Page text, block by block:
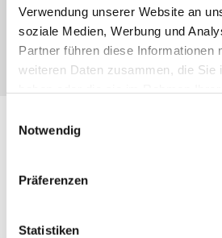
Verwendung unserer Website an
soziale Medien, Werbung und
Partner führen diese Informationen
weiteren Daten zusammen, die Sie
Notwendig
Präferenzen
Statistiken
Dillenburg-Oberscheld,
38, 35688 Dillenburg